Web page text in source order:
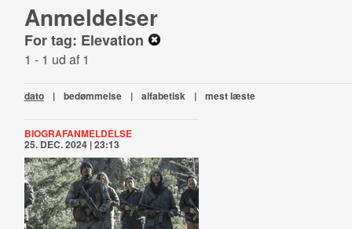
Anmeldelser
For tag: Elevation
1 - 1 ud af 1
dato | bedømmelse | alfabetisk | mest læste
BIOGRAFANMELDELSE
25. DEC. 2024 | 23:13